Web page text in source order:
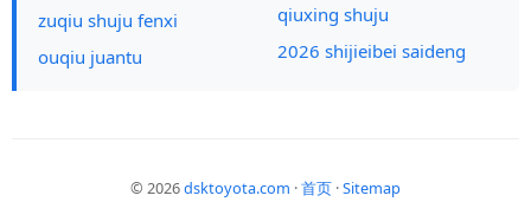
zuqiu shuju fenxi
ouqiu juantu
qiuxing shuju
2026 shijieibei saideng
© 2026dsktoyota.com ·首页 ·Sitemap